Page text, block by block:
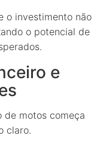
o investimento não
o potencial de
e
de motos começa
claro.